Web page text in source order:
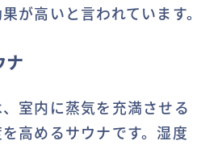
が高いと言われています。
ナ
室内に蒸気を充満させる
高めるサウナです。湿度